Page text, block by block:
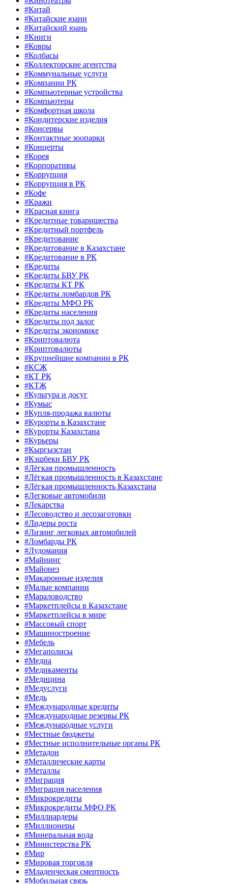
#Китай
#Китайские юани
#Китайский юань
#Книги
#Ковры
#Колбасы
#Коллекторские агентства
#Коммунальные услуги
#Компании РК
#Компьютерные устройства
#Компьютеры
#Комфортная школа
#Кондитерские изделия
#Консервы
#Контактные зоопарки
#Концерты
#Корея
#Корпоративы
#Коррупция
#Коррупция в РК
#Кофе
#Кражи
#Красная книга
#Кредитные товарищества
#Кредитный портфель
#Кредитование
#Кредитование в Казахстане
#Кредитование в РК
#Кредиты
#Кредиты БВУ РК
#Кредиты КТ РК
#Кредиты ломбардов РК
#Кредиты МФО РК
#Кредиты населения
#Кредиты под залог
#Кредиты экономике
#Криптовалюта
#Криптовалюты
#Крупнейшие компании в РК
#КСЖ
#КТ РК
#КТЖ
#Культура и досуг
#Кумыс
#Купля-продажа валюты
#Курорты в Казахстане
#Курорты Казахстана
#Курьеры
#Кыргызстан
#Кэшбеки БВУ РК
#Лёгкая промышленность
#Лёгкая промышленность в Казахстане
#Лёгкая промышленность Казахстана
#Легковые автомобили
#Лекарства
#Лесоводство и лесозаготовки
#Лидеры роста
#Лизинг легковых автомобилей
#Ломбарды РК
#Лудомания
#Майнинг
#Майонез
#Макаронные изделия
#Малые компании
#Мараловодство
#Маркетплейсы в Казахстане
#Маркетплейсы в мире
#Массовый спорт
#Машиностроение
#Мебель
#Мегаполисы
#Медиа
#Медикаменты
#Медицина
#Медуслуги
#Медь
#Международные кредиты
#Международные резервы РК
#Международные услуги
#Местные бюджеты
#Местные исполнительные органы РК
#Метадон
#Металлические карты
#Металлы
#Миграция
#Миграция населения
#Микрокредиты
#Микрокредиты МФО РК
#Миллиардеры
#Миллионеры
#Минеральная вода
#Министерства РК
#Мир
#Мировая торговля
#Младенческая смертность
#Мобильная связь